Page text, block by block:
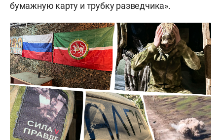
бумажную карту и трубку разведчика».